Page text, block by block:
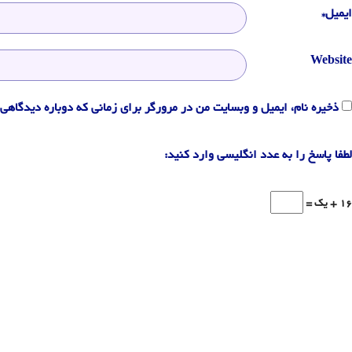
ایمیل*
Website
ذخیره نام، ایمیل و وبسایت من در مرورگر برای زمانی که دوباره
لطفا پاسخ را به عدد انگلیسی وارد کنید:
16 + یک =